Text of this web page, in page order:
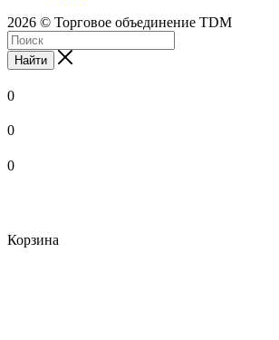
2026 © Торговое объединение TDM
Найти
0
0
0
Корзина